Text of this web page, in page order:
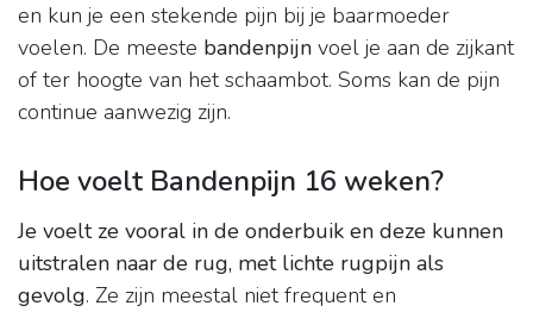
en kun je een stekende pijn bij je baarmoeder
voelen. De meeste bandenpijn voel je aan de zijkant
of ter hoogte van het schaambot. Soms kan de pijn
continue aanwezig zijn.
Hoe voelt Bandenpijn 16 weken?
Je voelt ze vooral in de onderbuik en deze kunnen
uitstralen naar de rug, met lichte rugpijn als
gevolg. Ze zijn meestal niet frequent en